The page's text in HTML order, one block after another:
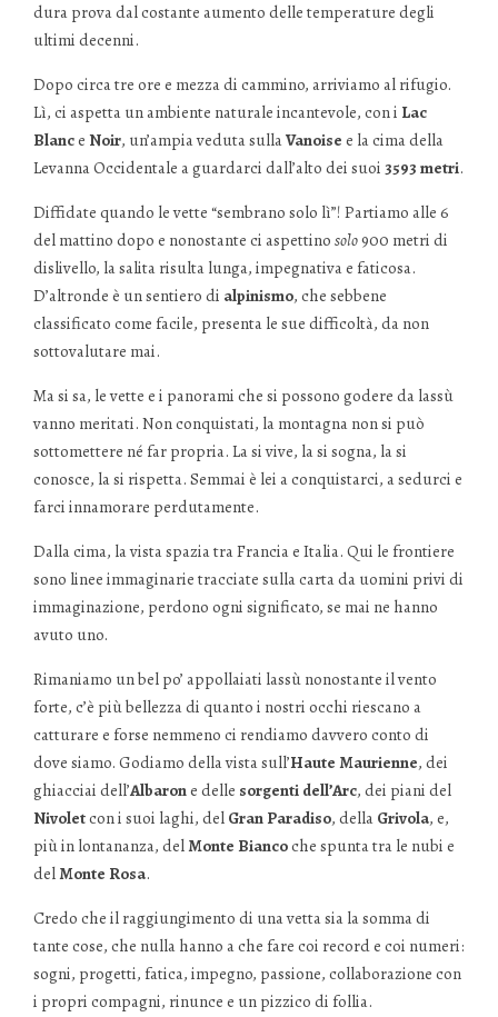
dura prova dal costante aumento delle temperature degli
ultimi decenni.
Dopo circa tre ore e mezza di cammino, arriviamo al rifugio.
Lì, ci aspetta un ambiente naturale incantevole, con i Lac
Blance Noir, un’ampia veduta sullaVanoise e la cima della
Levanna Occidentale a guardarci dall’alto dei suoi 3593 metri.
Diffidate quando le vette “sembrano solo lì”! Partiamo alle 6
del mattino dopo e nonostante ci aspettino solo900 metri di
dislivello, la salita risulta lunga, impegnativa e faticosa.
D’altronde è un sentiero di alpinismo, che sebbene
classificato come facile, presenta le sue difficoltà, da non
sottovalutare mai.
Ma si sa, le vette e i panorami che si possono godere da lassù
vanno meritati. Non conquistati, la montagna non si può
sottomettere né far propria. La si vive, la si sogna, la si
conosce, la si rispetta. Semmai è lei a conquistarci, a sedurci e
farci innamorare perdutamente.
Dalla cima, la vista spazia tra Francia e Italia. Qui le frontiere
sono linee immaginarie tracciate sulla carta da uomini privi di
immaginazione, perdono ogni significato, se mai ne hanno
avuto uno.
Rimaniamo un bel po’ appollaiati lassù nonostante il vento
forte, c’è più bellezza di quanto i nostri occhi riescano a
catturare e forse nemmeno ci rendiamo davvero conto di
dove siamo. Godiamo della vista sull’Haute Maurienne, dei
ghiacciai dell’Albarone delle sorgenti dell’Arc, dei piani del
Nivoletcon i suoi laghi, del Gran Paradiso, della Grivola, e,
più in lontananza, delMonte Biancoche spunta tra le nubi e
delMonte Rosa.
Credo che il raggiungimento di una vetta sia la somma di
tante cose, che nulla hanno a che fare coi record e coi numeri:
sogni, progetti, fatica, impegno, passione, collaborazione con
i propri compagni, rinunce e un pizzico di follia.